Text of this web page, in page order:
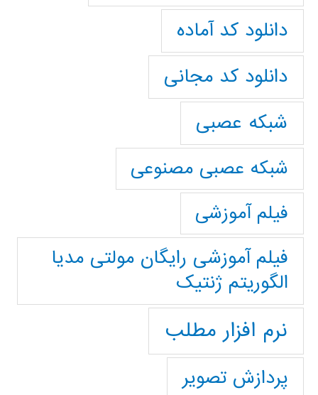
دانلود کد آماده
دانلود کد مجانی
شبکه عصبی
شبکه عصبی مصنوعی
فیلم آموزشی
فیلم آموزشی رایگان مولتی مدیا
الگوریتم ژنتیک
نرم افزار مطلب
پردازش تصویر